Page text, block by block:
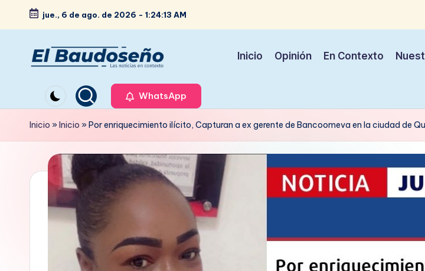
Saltar
contenido
jue., 6 de ago. de 2026 - 1:24:14 AM
e
ri
d
noticias
en
contexto
Inicio Opinión En Contexto
WhatsApp
Inicio »Inicio »Por enriquecimiento ilícito, Capturan a ex gerente de Bancoomeva en la ciudad de